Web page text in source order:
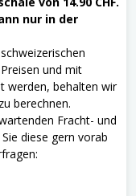
nur in der
und mit
werden, behalten wir
berechnen.
Fracht- und
diese gern vorab